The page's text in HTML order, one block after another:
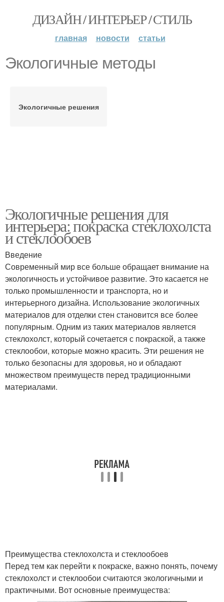
ДИЗАЙН / ИНТЕРЬЕР / СТИЛЬ
главная новости статьи
Экологичные методы
Экологичные решения
Экологичные решения для
интерьера: покраска стеклохолста
и стеклообоев
Введение
Современный мир все больше обращает внимание на
экологичность и устойчивое развитие. Это касается не
только промышленности и транспорта, но и
интерьерного дизайна. Использование экологичных
материалов для отделки стен становится все более
популярным. Одним из таких материалов является
стеклохолст, который сочетается с покраской, а также
стеклообои, которые можно красить. Эти решения не
только безопасны для здоровья, но и обладают
множеством преимуществ перед традиционными
материалами.
Преимущества стеклохолста и стеклообоев
Перед тем как перейти к покраске, важно понять, почему
стеклохолст и стеклообои считаются экологичными и
практичными. Вот основные преимущества: